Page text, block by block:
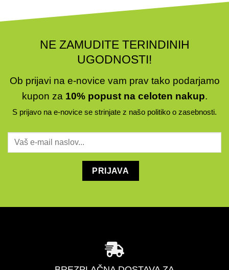
različic.
izberete
izdelka
NE ZAMUDITE TERINDINIH
UGODNOSTI!
Ob prijavi na e-novice vam prav tako podarjamo
kupon za 10% popust na celoten nakup.
S prijavo na e-novice se strinjate z našo politiko o zasebnosti.